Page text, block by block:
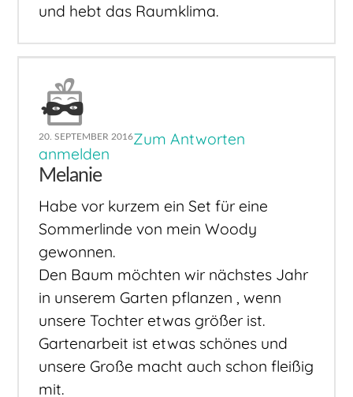
und hebt das Raumklima.
20. SEPTEMBER 2016Zum Antworten
anmelden
Melanie
Habe vor kurzem ein Set für eine
Sommerlinde von mein Woody
gewonnen.
Den Baum möchten wir nächstes Jahr
in unserem Garten pflanzen , wenn
unsere Tochter etwas größer ist.
Gartenarbeit ist etwas schönes und
unsere Große macht auch schon fleißig
mit.